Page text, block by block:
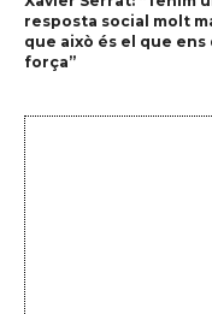
resposta social molt
que això és el que ens
força”